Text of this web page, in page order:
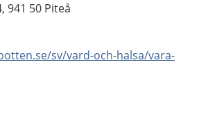
941 50 Piteå
sv/vard-och-halsa/vara-